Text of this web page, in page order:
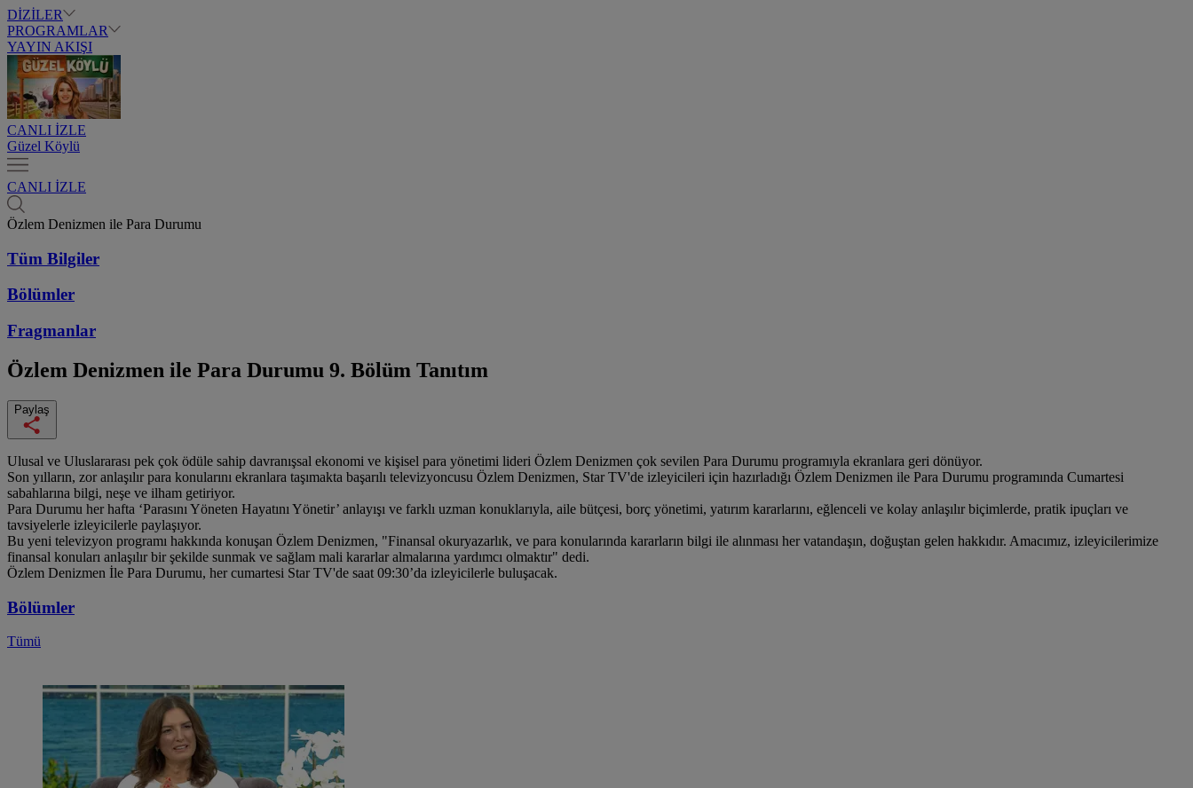
DİZİLER
PROGRAMLAR
YAYIN AKIŞI
CANLI İZLE
Güzel Köylü
CANLI İZLE
Özlem Denizmen ile Para Durumu
Tüm Bilgiler
Bölümler
Fragmanlar
Özlem Denizmen ile Para Durumu 9. Bölüm Tanıtım
Paylaş
Ulusal ve Uluslararası pek çok ödüle sahip davranışsal ekonomi ve kişisel para yönetimi lideri Özlem Denizmen çok sevilen Para Durumu programıyla ekranlara geri dönüyor.
Son yılların, zor anlaşılır para konularını ekranlara taşımakta başarılı televizyoncusu Özlem Denizmen, Star TV'de izleyicileri için hazırladığı Özlem Denizmen ile Para Durumu programında Cumartesi
sabahlarına bilgi, neşe ve ilham getiriyor.
Para Durumu her hafta ‘Parasını Yöneten Hayatını Yönetir’ anlayışı ve farklı uzman konuklarıyla, aile bütçesi, borç yönetimi, yatırım kararlarını, eğlenceli ve kolay anlaşılır biçimlerde, pratik ipuçları ve
tavsiyelerle izleyicilerle paylaşıyor.
Bu yeni televizyon programı hakkında konuşan Özlem Denizmen, "Finansal okuryazarlık, ve para konularında kararların bilgi ile alınması her vatandaşın, doğuştan gelen hakkıdır. Amacımız, izleyicilerimize
finansal konuları anlaşılır bir şekilde sunmak ve sağlam mali kararlar almalarına yardımcı olmaktır" dedi.
Özlem Denizmen İle Para Durumu, her cumartesi Star TV'de saat 09:30’da izleyicilerle buluşacak.
Bölümler
Tümü